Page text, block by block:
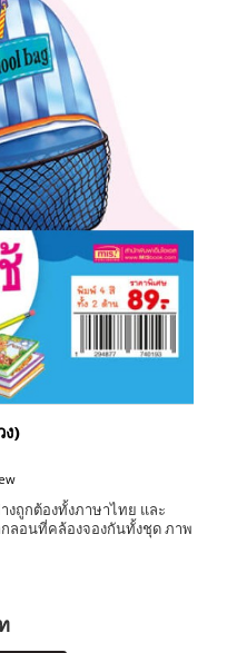
ง)
งถูกต้องทั้งภาษาไทย และ
ลอนที่คล้องจองกันทั้งชุด ภาพ